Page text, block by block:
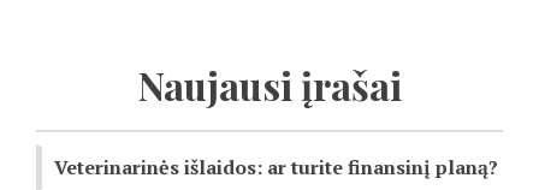
Naujausi įrašai
Veterinarinės išlaidos: ar turite finansinį planą?